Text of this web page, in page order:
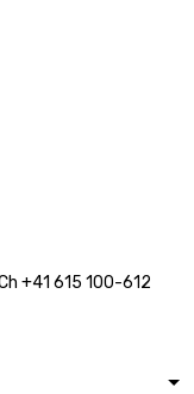
+41 615 100-612